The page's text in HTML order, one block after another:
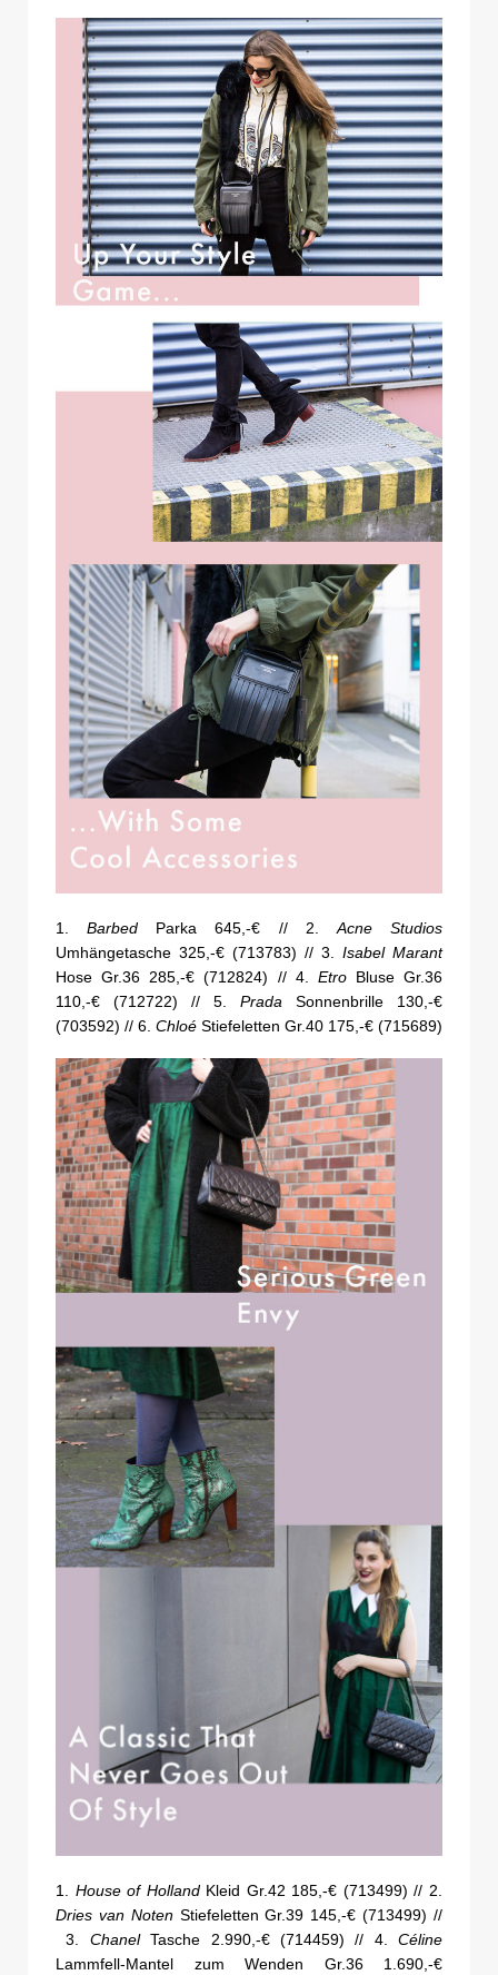
1.Barbed Parka 645,-€ // 2. Acne Studios
Umhängetasche 325,-€ (713783) // 3. Isabel Marant
Hose Gr.36 285,-€ (712824) // 4. EtroBluse Gr.36
110,-€ (712722) // 5.
Prada Sonnenbrille 130,-€
(703592) // 6. Chloé Stiefeletten Gr.40 175,-€ (715689)
1. House of HollandKleid Gr.42 185,-€ (713499) // 2.
Dries van NotenStiefeletten Gr.39 145,-€ (713499) //
3. ChanelTasche 2.990,-€ (714459) // 4. Céline
Lammfell-Mantel zum Wenden Gr.36 1.690,-€